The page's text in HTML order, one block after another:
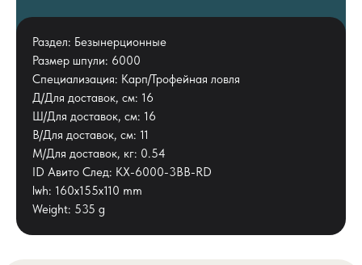
Раздел: Безынерционные
Размер шпули: 6000
Специализация: Карп/Трофейная ловля
Д/Для доставок, см: 16
Ш/Для доставок, см: 16
В/Для доставок, см: 11
М/Для доставок, кг: 0.54
ID Авито След: KX-6000-3BB-RD
lwh: 160x155x110 mm
Weight: 535 g